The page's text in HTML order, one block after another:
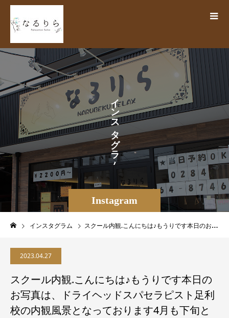
Instagram
イ
ン
ス
タ
グ
ラ
ム
インスタグラム スクール内観.こんにちは♪もうりです本日のお写真は、ドライヘッドスパセラピスト足利校の内観風景となっております4月も下旬となり、1ヶ月前まではほぼ未経験だったセラピストスクールの卒業生も姉妹店【月のこころ】にて既に続々と施術デビューしています【なるりら】でもオプション＋15分のクイックドライヘッドスパは施術可能ですがより本格的なドライヘッドスパをご希望の方は、スタッフ全員がセラピスト二級を取得済みの【月のこころ】での施術もぜひ体験してみてください🤗また当店ではセラピスト育成にも力を入れており、ドライヘッドスパセラピストスクールも3月に足利校が開校しております完全未経験の方でも最短計5日間の短期間でセラピスト資格が取得できちゃいますお身体の事も学べますので絶対に『無駄にならない知識』です🏻新たな挑戦は何歳になっても不安がつきものではありますが、それと同時に、新たに見える景色に少しわくわくしますよね️♪当スクールでは、少人数ならではの体制で資格取得から店舗でのデビューまで完全サポート致します！安心してお任せください🏻❣️まずは詳細のお問い合わせを🏻‍♀️.では次回の更新もお楽しみに♪.【なるりら】【月のこころ】足利店 総合案内TEL0284-64-8746DM️からも受付可能.#なるりら #narurira #月のこころ #tsukinokokoro #リラクゼーションサロン #揉みほぐし #もみほぐし #整体 #癒し #快眠#ドライヘッドスパ #ヘッドスパ#足利 #栃木 #足利市駅 #JR足利駅 #わたらせ川 #アピタ足利 #たいらや #白鴎大学 #足利くるみ幼稚園 #セラピストスクール足利校 #生徒募集
2023.04.27
スクール内観.こんにちは♪もうりです本日の
お写真は、ドライヘッドスパセラピスト足利
校の内観風景となっております4月も下旬と